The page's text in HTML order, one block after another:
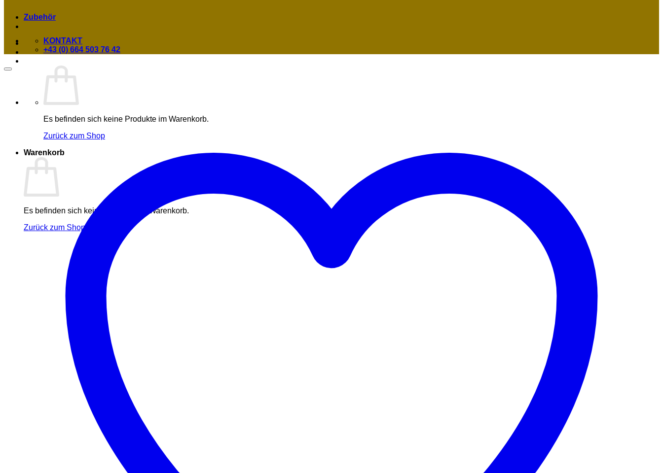
Es befinden sich keine Produkte im Warenkorb.
Zurück zum Shop
Warenkorb
Es befinden sich keine Produkte im Warenkorb.
Zurück zum Shop
Zubehör
KONTAKT
+43 (0) 664 503 76 42